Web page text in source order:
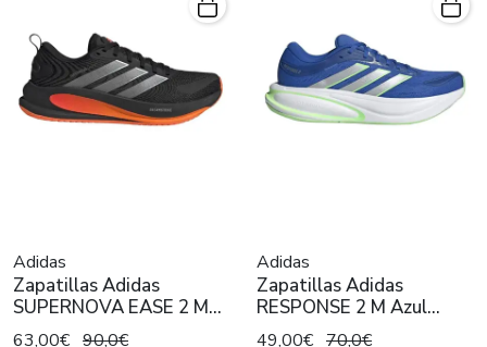
Adidas
Zapatillas Adidas
SUPERNOVA EASE 2 M
Negro Hombre
63,00€ 90,0€
Adidas
Zapatillas Adidas
RESPONSE 2 M Azul
Hombre
49,00€ 70,0€